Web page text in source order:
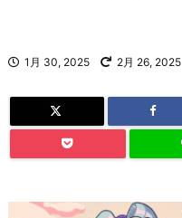
1月 30, 2025 2月 26, 2025